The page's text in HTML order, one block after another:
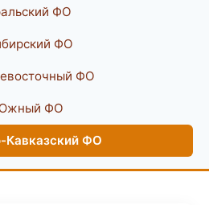
ФО
ФО
ФО
ФО
Кавказский ФО